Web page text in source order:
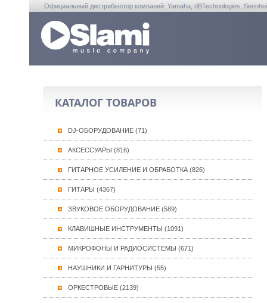
Официальный дистрибьютор компаний: Yamaha, dBTechnologies,
КАТАЛОГ ТОВАРОВ
DJ-ОБОРУДОВАНИЕ (71)
АКСЕССУАРЫ (816)
ГИТАРНОЕ УСИЛЕНИЕ И ОБРАБОТКА (826)
ГИТАРЫ (4367)
ЗВУКОВОЕ ОБОРУДОВАНИЕ (589)
КЛАВИШНЫЕ ИНСТРУМЕНТЫ (1091)
МИКРОФОНЫ И РАДИОСИСТЕМЫ (671)
НАУШНИКИ И ГАРНИТУРЫ (55)
ОРКЕСТРОВЫЕ (2139)